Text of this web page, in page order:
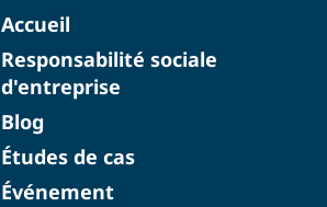
Accueil
Responsabilité sociale
d'entreprise
Blog
Études de cas
Événement